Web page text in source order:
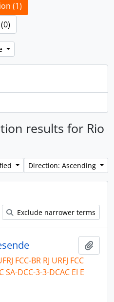
(1)
results for Rio
Direction: Ascending
Exclude narrower terms
FCC-BR RJ URFJ FCC
SA-DCC-3-3-DCAC EI E